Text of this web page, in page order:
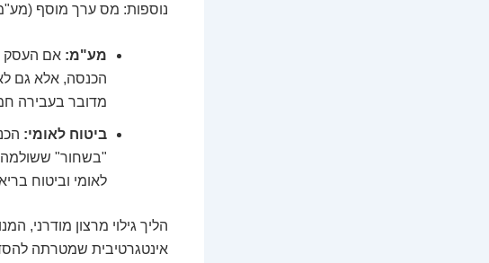
נוספות: מס ערך מוסף
מע"מ: אם העסק
הכנסה, אלא גם
מדובר בעבירה
ביטוח לאומי:
"בשחור" ששולמה
לאומי וביטוח
הליך גילוי מרצון מודרני,
אינטגרטיבית שמטרתה